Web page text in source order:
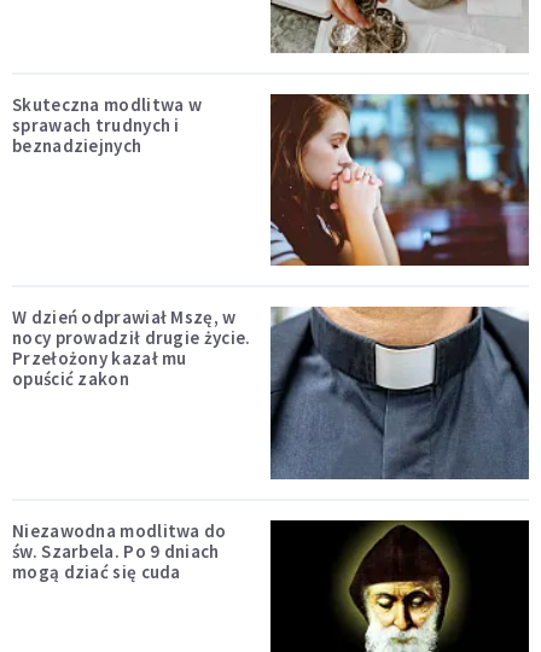
Skuteczna modlitwa w
sprawach trudnych i
beznadziejnych
W dzień odprawiał Mszę, w
nocy prowadził drugie życie.
Przełożony kazał mu
opuścić zakon
Niezawodna modlitwa do
św. Szarbela. Po 9 dniach
mogą dziać się cuda